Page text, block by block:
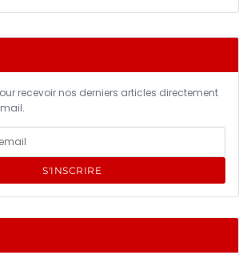
recevoir nos derniers articles directement
S'INSCRIRE